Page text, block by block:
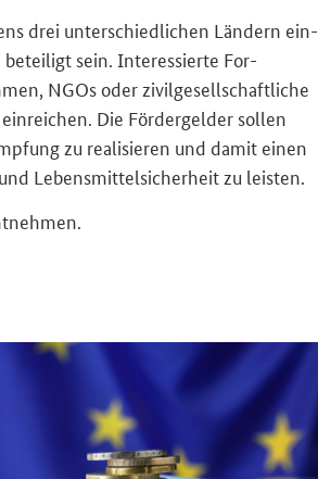
drei un­ter­schied­li­chen Län­dern ein­
be­tei­ligt sein. In­ter­es­sier­te For­
NGOs oder zi­vil­ge­sell­schaft­li­che
Die För­der­gel­der sol­len
zu rea­li­sie­ren und damit einen
Le­bens­mit­tel­si­cher­heit zu leis­ten.